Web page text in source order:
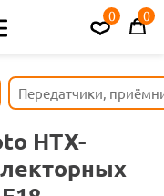
0 0
Передатчики,
HTX-